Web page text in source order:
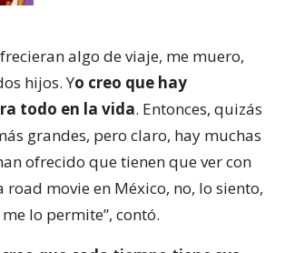
algo de viaje, me muero,
hijos. Yo creo que hay
todo en la vida. Entonces, quizás
grandes, pero claro, hay muchas
ofrecido que tienen que ver con
road movie en México, no, lo siento,
lo permite”, contó.